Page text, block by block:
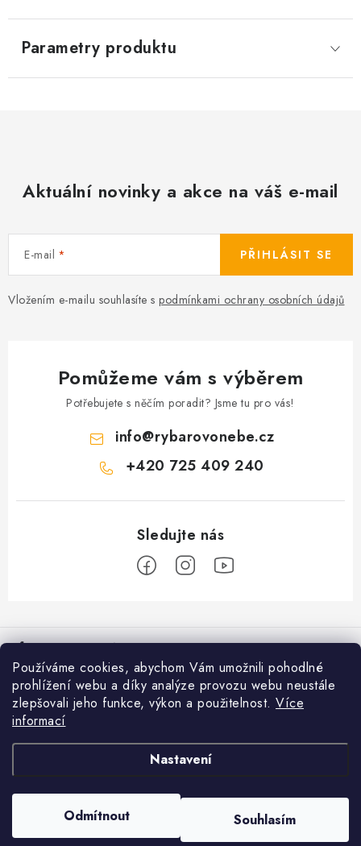
Používáme cookies, abychom Vám umožnili pohodlné
prohlížení webu a díky analýze provozu webu neustále
zlepšovali jeho funkce, výkon a použitelnost. Více
informací
Nastavení
Odmítnout Souhlasím
Parametry produktu
Aktuální novinky a akce na váš e-mail
E-mail
Vložením e-mailu souhlasíte s podmínkami ochrany osobních údajů
PŘIHLÁSIT SE
Pomůžeme vám s výběrem
Potřebujete s něčím poradit? Jsme tu pro vás!
info@rybarovonebe.cz
+420 725 409 240
á
p Informace pro vás
Věrnostní program
Doprava a platba
Prodejna Moravské Budějovice
Obchodní podmínky
GDPR
Reklamace
Facebook
Přijímáme online platby
Nákupní košík
Vytvořil Shoptet
Copyright 2026Rybářovo nebe . Všechna práva vyhrazena.